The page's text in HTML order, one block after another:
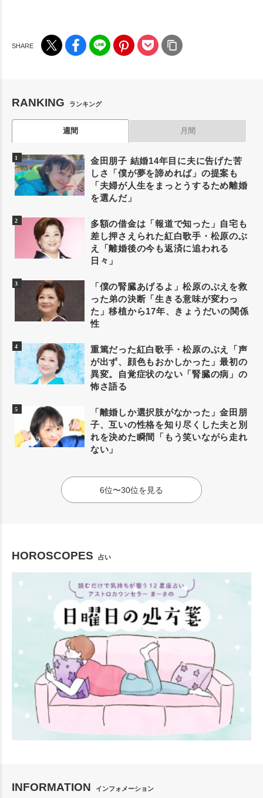
RANKING ランキング
週間 月間
金田朋子 結婚14年目に夫に告げた苦
しさ「僕が夢を諦めれば」の提案も
「夫婦が人生をまっとうするため離婚
を選んだ」
多額の借金は「報道で知った」自宅も
差し押さえられた紅白歌手・松原のぶ
え「離婚後の今も返済に追われる
日々」
「僕の腎臓あげるよ」松原のぶえを救
った弟の決断「生きる意味が変わっ
た」移植から17年、きょうだいの関係
性
重篤だった紅白歌手・松原のぶえ「声
が出ず、顔色もおかしかった」最初の
異変。自覚症状のない「腎臓の病」の
怖さ語る
「離婚しか選択肢がなかった」金田朋
子、互いの性格を知り尽くした夫と別
れを決めた瞬間「もう笑いながら走れ
ない」
6位〜30位を見る
HOROSCOPES 占い
INFORMATION インフォメーション